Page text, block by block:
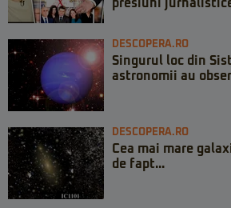
presiuni
DESCOPERA.RO
Singurul loc din
astronomii au
DESCOPERA.RO
Cea mai mare
de fapt...